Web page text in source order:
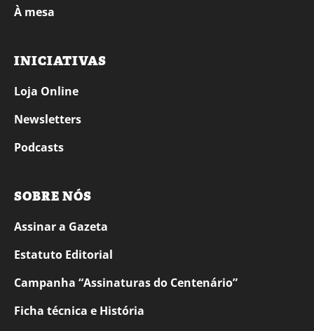
À mesa
INICIATIVAS
Loja Online
Newsletters
Podcasts
SOBRE NÓS
Assinar a Gazeta
Estatuto Editorial
Campanha “Assinaturas do Centenário”
Ficha técnica e História